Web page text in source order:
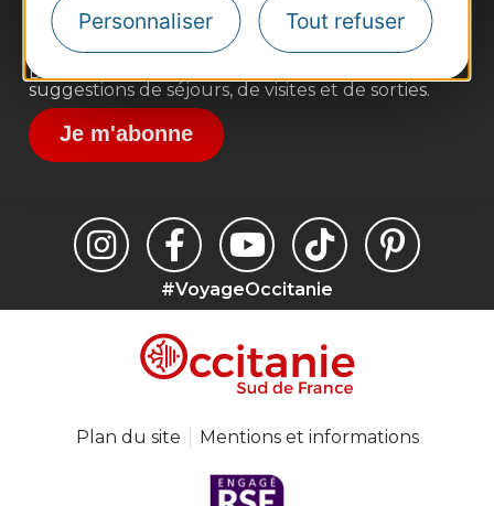
Personnaliser Tout refuser
Destination Sport
Inscrivez-vous à la lettre d'information
Destination Occitanie pour recevoir des
suggestions de séjours, de visites et de sorties.
Je m'abonne
#VoyageOccitanie
Plan du site Mentions et informations